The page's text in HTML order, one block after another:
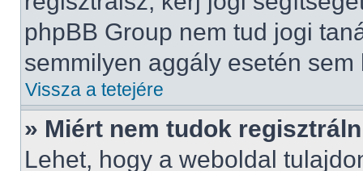
phpBB Group nem tud jogi
semmilyen aggály esetén
Vissza a tetejére
» Miért nem tudok
Lehet, hogy a weboldal